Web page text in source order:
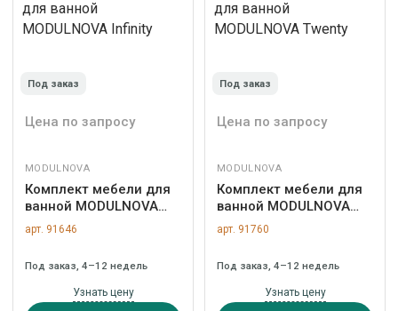
Под заказ
Цена по запросу
MODULNOVA
Комплект мебели для
ванной MODULNOVA
Infinity
арт. 91646
Под заказ, 4–12 недель
Узнать цену
Под заказ
Цена по запросу
MODULNOVA
Комплект мебели для
ванной MODULNOVA
Twenty
арт. 91760
Под заказ, 4–12 недель
Узнать цену